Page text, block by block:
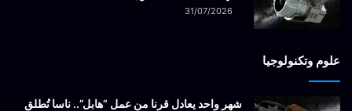
31/07/2026
علوم وتكنولوجيا
شهر واحد يعادل قرنا من عمل “هابل”.. ناسا تُطلق